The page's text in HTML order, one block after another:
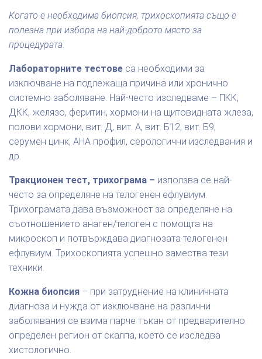
Когато е необходима биопсия, трихоскопията също е
полезна при избора на най-доброто място за
процедурата.
Лабораторните тестове са необходими за
изключване на подлежаща причина или хронично
системно заболяване. Най-често изследваме – ПКК,
ДКК, желязо, феритин, хормони на щитовидната жлеза,
полови хормони, вит. Д, вит. А, вит. Б12, вит. Б9,
серумен цинк, АНА профил, серологични изследвания и
др.
Тракционен тест, трихограма – използва се най-
често за определяне на телогенен ефлувиум.
Трихограмата дава възможност за определяне на
съотношението анаген/телоген с помощта на
микроскоп и потвърждава диагнозата телогенен
ефлувиум. Трихоскопията успешно замества тези
техники.
Кожна биопсия – при затруднение на клиничната
диагноза и нужда от изключване на различни
заболявания се взима парче тъкан от предварително
определен регион от скалпа, което се изследва
хистологично.